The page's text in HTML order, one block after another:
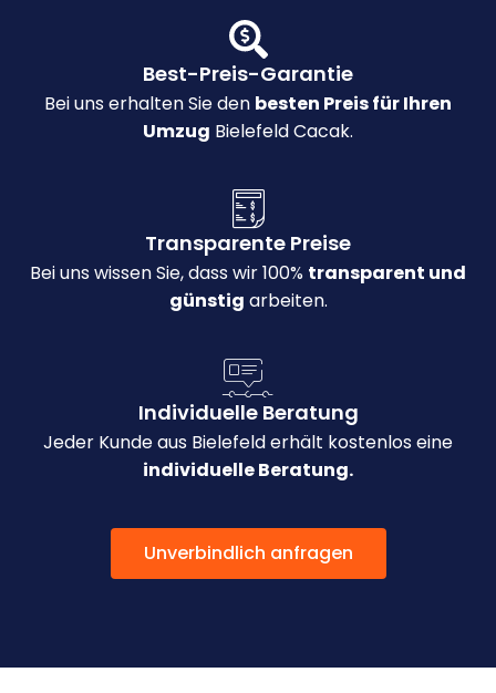
Best-Preis-Garantie
Bei uns erhalten Sie den besten Preis für Ihren
Umzug Bielefeld Cacak.
Transparente Preise
Bei uns wissen Sie, dass wir 100% transparent und
günstig arbeiten.
Individuelle Beratung
Jeder Kunde aus Bielefeld erhält kostenlos eine
individuelle Beratung.
Unverbindlich anfragen